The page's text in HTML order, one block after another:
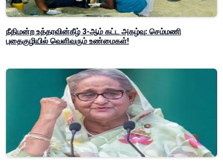
நீதிமன்ற உத்தரவின்கீழ் 3-ஆம் கட்ட அகழ்வு: செம்மணி
புதைகுழியில் வெளிவரும் உண்மைகள்!